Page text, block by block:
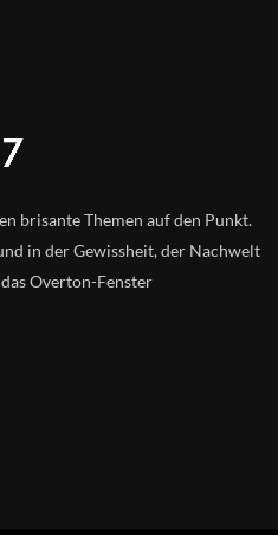
brisante Themen auf den Punkt.
in der Gewissheit, der Nachwelt
Overton-Fenster